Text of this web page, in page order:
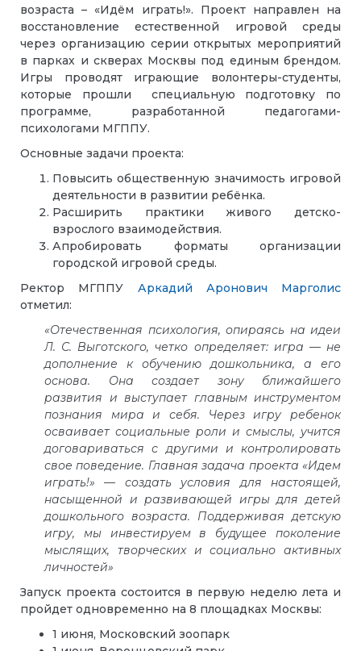
возраста – «Идём играть!». Проект направлен на
восстановление естественной игровой среды
через организацию серии открытых мероприятий
в парках и скверах Москвы под единым брендом.
Игры проводят играющие волонтеры-студенты,
которые прошли специальную подготовку по
программе, разработанной педагогами-
психологами МГППУ.
Основные задачи проекта:
Повысить общественную значимость игровой
деятельности в развитии ребёнка.
Расширить практики живого детско-
взрослого взаимодействия.
Апробировать форматы организации
городской игровой среды.
Ректор МГППУ Аркадий Аронович Марголис
отметил:
«Отечественная психология, опираясь на идеи
Л. С. Выготского, четко определяет: игра — не
дополнение к обучению дошкольника, а его
основа. Она создает зону ближайшего
развития и выступает главным инструментом
познания мира и себя. Через игру ребенок
осваивает социальные роли и смыслы, учится
договариваться с другими и контролировать
свое поведение. Главная задача проекта «Идем
играть!» — создать условия для настоящей,
насыщенной и развивающей игры для детей
дошкольного возраста. Поддерживая детскую
игру, мы инвестируем в будущее поколение
мыслящих, творческих и социально активных
личностей»
Запуск проекта состоится в первую неделю лета и
пройдет одновременно на 8 площадках Москвы:
1 июня, Московский зоопарк